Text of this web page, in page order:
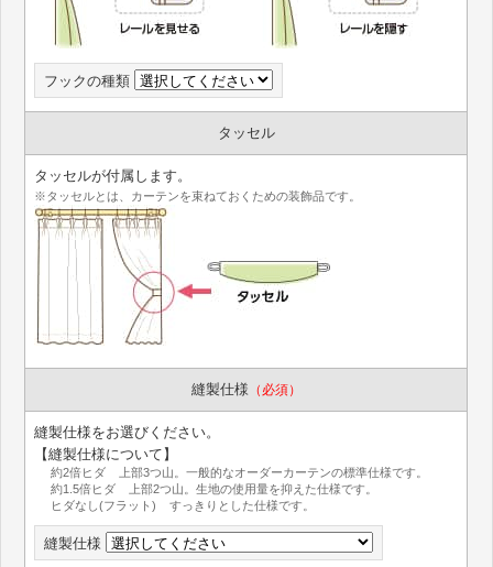
フックの種類
タッセル
タッセルが付属します。
※タッセルとは、カーテンを束ねておくための装飾品です。
縫製仕様 （必須）
縫製仕様をお選びください。
【縫製仕様について】
約2倍ヒダ 上部3つ山。一般的なオーダーカーテンの標準仕様です。
約1.5倍ヒダ 上部2つ山。生地の使用量を抑えた仕様です。
ヒダなし(フラット) すっきりとした仕様です。
縫製仕様